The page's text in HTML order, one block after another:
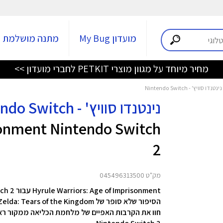
מועדון My Bug מתנה מושלמת
מחיר מיוחד על מגוון מוצרי PETKIT לחברי מועדון >>
נינטנדו סוויץ' - Nintendo Switch
Nintendo Switch
2
מק"ט 045496313500
Hyrule Warriors: Age of Imprisonment עבור Nintendo Switch 2
הסיפור שלא סופר של The Legend of Zelda: Tears of the Kingdom